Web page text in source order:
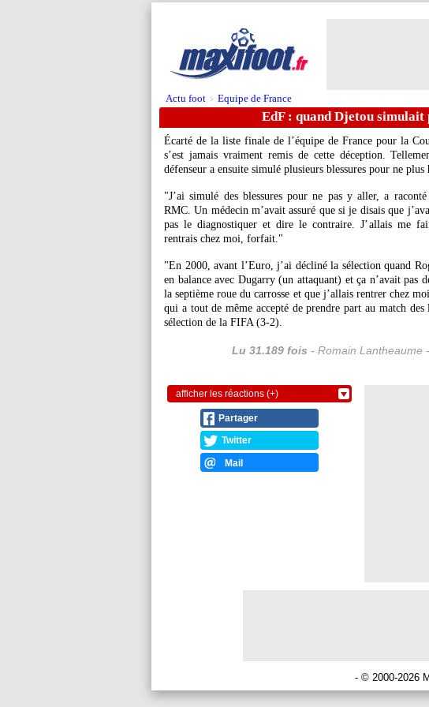
Actu foot > Equipe de France
EdF : quand Djetou simulait
Écarté de la liste finale de l’équipe de France pour la
s’est jamais vraiment remis de cette déception.
défenseur a ensuite simulé plusieurs blessures pour ne
"J’ai simulé des blessures pour ne pas y aller, a
RMC. Un médecin m’avait assuré que si je disais que
pas le diagnostiquer et dire le contraire. J’allais me
rentrais chez moi, forfait."
"En 2000, avant l’Euro, j’ai décliné la sélection quand
en balance avec Dugarry (un attaquant) et ça n’avait pas
la septième roue du carrosse et que j’allais rentrer chez
qui a tout de même accepté de prendre part au match
sélection de la FIFA (3-2).
Lu 31.189 fois - Romain Lantheaume
afficher les réactions (+)
Partager
Twitter
Mail
- © 2000-2026